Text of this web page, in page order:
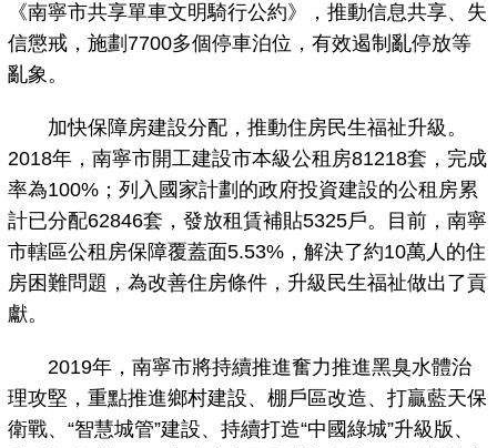
《南寧市共享單車文明騎行公約》，推動信息共享、失
信懲戒，施劃7700多個停車泊位，有效遏制亂停放等
亂象。
加快保障房建設分配，推動住房民生福祉升級。
2018年，南寧市開工建設市本級公租房81218套，完成
率為100%；列入國家計劃的政府投資建設的公租房累
計已分配62846套，發放租賃補貼5325戶。目前，南寧
市轄區公租房保障覆蓋面5.53%，解決了約10萬人的住
房困難問題，為改善住房條件，升級民生福祉做出了貢
獻。
2019年，南寧市將持續推進奮力推進黑臭水體治
理攻堅，重點推進鄉村建設、棚戶區改造、打贏藍天保
衛戰、“智慧城管”建設、持續打造“中國綠城”升級版、